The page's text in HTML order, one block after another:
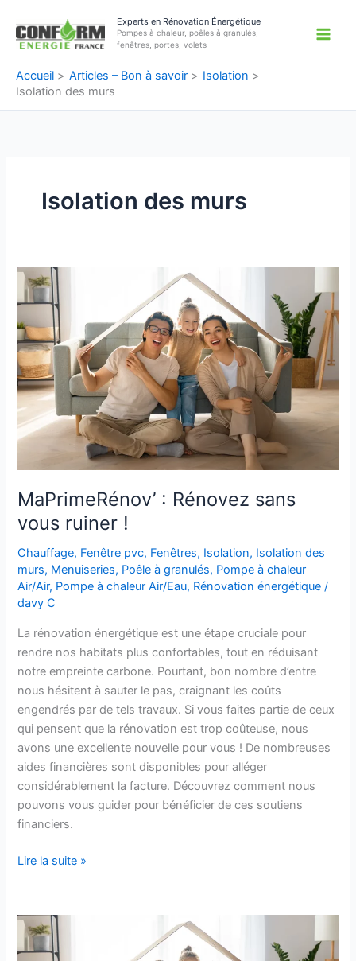
contenu
Experts en Rénovation Énergétique
Pompes à chaleur, poêles à granulés,
fenêtres, portes, volets
Accueil Articles – Bon à savoir
Isolation
Isolation des murs
Isolation des murs
MaPrimeRénov’ : Rénovez sans
vous ruiner !​
Chauffage, Fenêtre pvc, Fenêtres, Isolation, Isolation des
murs, Menuiseries, Poêle à granulés, Pompe à chaleur
Air/Air, Pompe à chaleur Air/Eau, Rénovation énergétique /
davy C
La rénovation énergétique est une étape cruciale pour
rendre nos habitats plus confortables, tout en réduisant
notre empreinte carbone. Pourtant, bon nombre d’entre
nous hésitent à sauter le pas, craignant les coûts
engendrés par de tels travaux. Si vous faites partie de ceux
qui pensent que la rénovation est trop coûteuse, nous
avons une excellente nouvelle pour vous ! De nombreuses
aides financières sont disponibles pour alléger
considérablement la facture. Découvrez comment nous
pouvons vous guider pour bénéficier de ces soutiens
financiers.
MaPrimeRénov’
Rénovez
sans
vous
ruiner
!​
Lire la suite »
Comment
réduire